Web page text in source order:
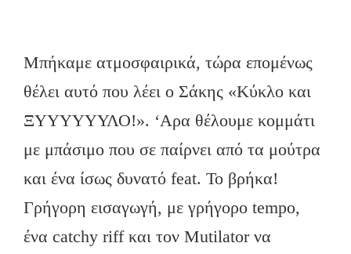
Μπήκαμε ατμοσφαιρικά, τώρα επομένως
θέλει αυτό που λέει ο Σάκης «Κύκλο και
ΞΥΥΥΥΥΥΛΟ!». ‘Aρα θέλουμε κομμάτι
με μπάσιμο που σε παίρνει από τα μούτρα
και ένα ίσως δυνατό feat. Το βρήκα!
Γρήγορη εισαγωγή, με γρήγορο tempo,
ένα catchy riff και τον Mutilator να